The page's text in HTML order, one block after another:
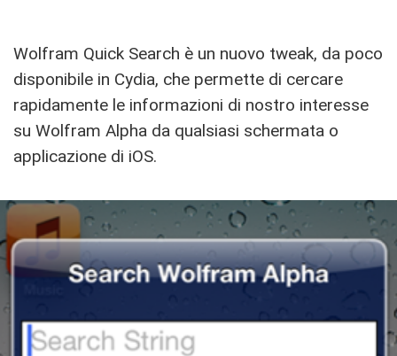
Wolfram Quick Search è un nuovo tweak, da poco
disponibile in Cydia, che permette di cercare
rapidamente le informazioni di nostro interesse
su Wolfram Alpha da qualsiasi schermata o
applicazione di iOS.